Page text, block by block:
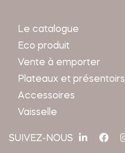
Le catalogue
Eco produit
Vente à emporter
Plateaux et présentoirs
Accessoires
Vaisselle
SUIVEZ-NOUS